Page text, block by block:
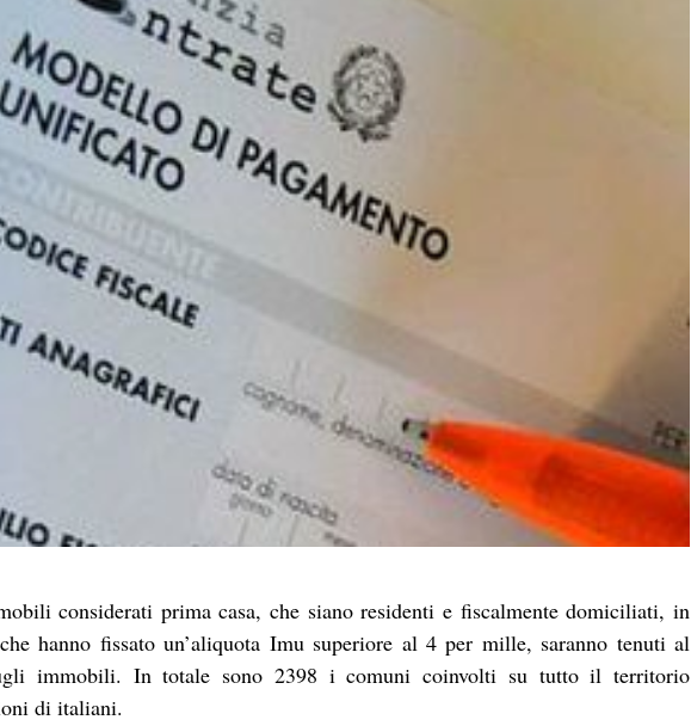
considerati prima casa, che siano residenti e fiscalmente domiciliati, in
hanno fissato un’aliquota Imu superiore al 4 per mille, saranno tenuti al
immobili. In totale sono 2398 i comuni coinvolti su tutto il territorio
di italiani.